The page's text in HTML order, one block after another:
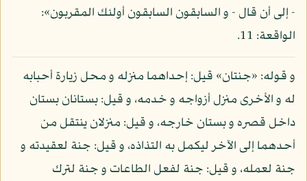
- إلى أن قال - و السابقون السابقون أولئك المقربون»:
الواقعة: 11.
و قوله: «جنتان» قيل: إحداهما منزله و محل زيارة أحبابه
له و الأخرى منزل أزواجه و خدمه، و قيل: بستانان بستان
داخل قصره و بستان خارجه، و قيل: منزلان ينتقل من
أحدهما إلى الآخر ليكمل به التذاذه، و قيل: جنة لعقيدته و
جنة لعمله، و قيل: جنة لفعل الطاعات و جنة لترك